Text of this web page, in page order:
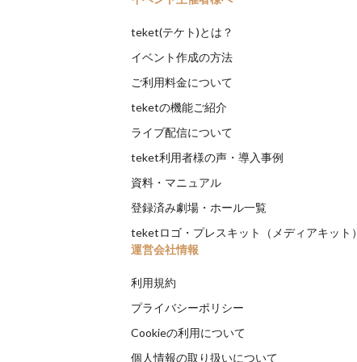
teket(テケト)とは？
イベント作成の方法
ご利用料金について
teketの機能ご紹介
ライブ配信について
teket利用者様の声・導入事例
資料・マニュアル
登録済み劇場・ホール一覧
teketロゴ・プレスキット（メディアキット）
運営会社情報
利用規約
プライバシーポリシー
Cookieの利用について
個人情報の取り扱いについて